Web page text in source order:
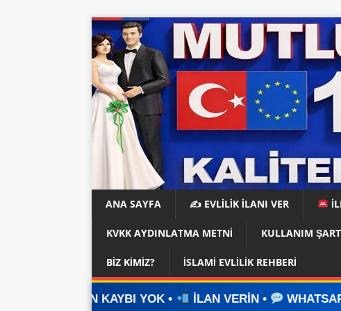
ANA SAYFA ✍️ EVLİLİK İLANI VER
KVKK AYDINLATMA METNI KULLANIM
BIZ KIMIZ? İSLAMI EVLILIK REHBERI
İLAN VERİN • WHATSAPP ÜZERİNDEN